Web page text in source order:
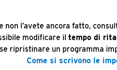
non l’avete ancora fatto,
modificare il tempo di
ripristinare un programma
Come si scrivono le